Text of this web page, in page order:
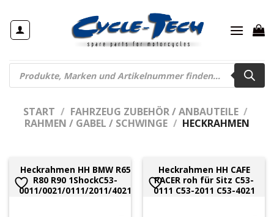
Inhalt
springen
Products
search
START / FAHRZEUG ZUBEHÖR / ANBAUTEILE /
RAHMEN / GABEL / SCHWINGE / HECKRAHMEN
Heckrahmen HH BMW R65
R80 R90 1ShockC53-
0011/0021/0111/2011/4021
Heckrahmen HH CAFE
RACER roh für Sitz C53-
0111 C53-2011 C53-4021